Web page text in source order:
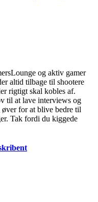
og aktiv gamer
altid tilbage til shootere
rigtigt skal kobles af.
til at lave interviews og
for at blive bedre til
Tak fordi du kiggede